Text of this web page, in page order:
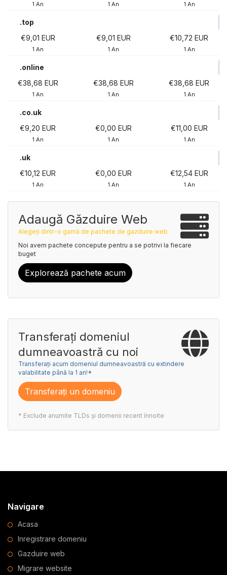
1 An 1 An 1 An
.top
€9,01 EUR
1 An
€9,01 EUR
1 An
€10,72 EUR
1 An
.online
€38,68 EUR
1 An
€38,68 EUR
1 An
€38,68 EUR
1 An
.co.uk
€9,20 EUR
1 An
€0,00 EUR
1 An
€11,00 EUR
1 An
.uk
€10,12 EUR
1 An
€0,00 EUR
1 An
€12,54 EUR
1 An
Adaugă Găzduire Web
Alegeți dintr-o gamă de pachete de gazduire web
Noi avem pachete concepute pentru a se potrivi la fiecare
buget
Explorează pachete acum
Transferați domeniul
dumneavoastră cu noi
Transferați acum domeniul dumneavoastră cu extindere
valabilitate până la 1 an!*
Transferați un domeniu
* Exclude anumite TLDs și domenii recent înnoite
Navigare
Acasa
Inregistrare domeniu
Gazduire web
Migrare website